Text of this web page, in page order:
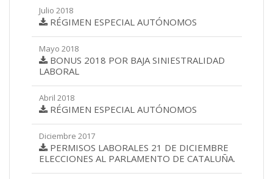
Julio 2018
RÉGIMEN ESPECIAL AUTÓNOMOS
Mayo 2018
BONUS 2018 POR BAJA SINIESTRALIDAD
LABORAL
Abril 2018
RÉGIMEN ESPECIAL AUTÓNOMOS
Diciembre 2017
PERMISOS LABORALES 21 DE DICIEMBRE
ELECCIONES AL PARLAMENTO DE CATALUÑA.